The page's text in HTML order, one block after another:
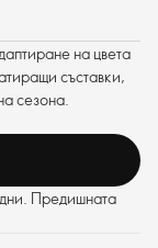
на цвета
съставки,
сезона.
Предишната